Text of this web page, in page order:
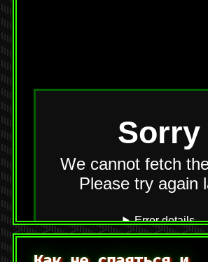
Пока все
видеоигры ,ретро
1 комментарий